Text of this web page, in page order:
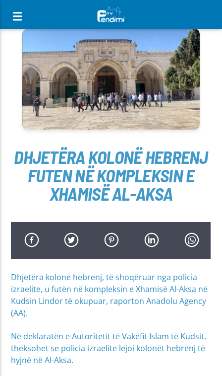
[There are no radio stations in the database]
DHJETËRA KOLONË HEBRENJ
FUTEN NË KOMPLEKSIN E
XHAMISË AL-AKSA
Dhjetëra kolonë hebrenj, të shoqëruar nga policia
izraelite, u futën në kompleksin e Xhamisë Al-Aksa në
Kudsin Lindor të okupuar, raporton Anadolu Agency
(AA).
Në deklaratën e Autoritetit të Vakëfit Islam të Kudsit,
theksohet se policia izraelite lejoi kolonët hebrenj të
hyjnë në Al-Aksa.